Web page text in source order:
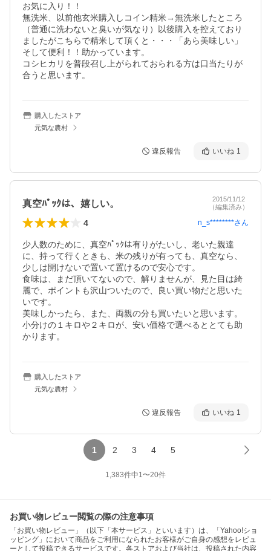
お気に入り！！
無洗米、以前他玄米購入しコイン精米→無洗米したところ
（普通に洗わないと臭いが気なり）以後購入を控えており
ましたがこちらで精米して頂くと・・・「あら美味しい」
そして便利！！助かっています。
コシヒカリを普段召し上がられておられる方は口当たりが
合うと思います。
購入したストア
元気な農村
違反報告 いいね 1
真空ﾊﾟｯｸは、嬉しい。
2015/11/12
（編集済み）
4 n_s********さん
少人数のために、真空ﾊﾟｯｸは有りがたいし、老いた親達
に、持って行くときも、米の残りが有っても、真空なら、
少しは開けないで置いて置けるので安心です。
食味は、まだ頂いてないので、解りませんが、見た目は綺
麗で、ポイントも沢山ついたので、良い買い物だと思いた
いです。
美味しかったら、また、両親の分も買いたいと思います。
小分けの１キロや２キロが、安い価格で選べるととても助
かります。
購入したストア
元気な農村
違反報告 いいね 1
1 2 3 4 5
1,383件中1〜20件
お買い物レビュー閲覧の際の注意事項
「お買い物レビュー」（以下「本サービス」といいます）は、「Yahoo!ショ
ッピング」において商品をご利用になられたお客様がご自身の感想をレビュ
ーとして投稿できるサービスです。各ストアおよび当社は、投稿された内容